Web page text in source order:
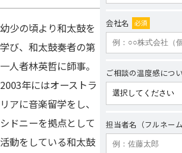
幼少の頃より和太鼓を
学び、和太鼓奏者の第
一人者林英哲に師事。
2003年にはオーストラ
リアに音楽留学をし、
シドニーを拠点として
活動をしている和太鼓
会社名 必須
ご相談の温度感につ
担当者名（フルネーム